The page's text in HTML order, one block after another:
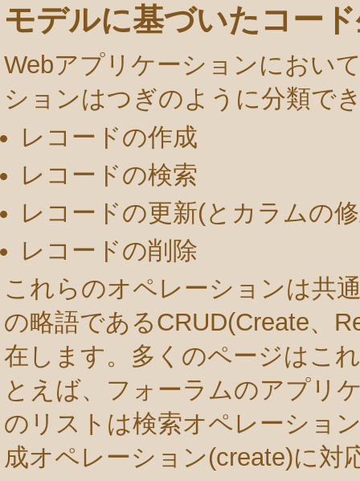
モデルに基づいたコー
Webアプリケーションにおい
ションはつぎのように分類で
レコードの作成
レコードの検索
レコードの更新(とカラムの
レコードの削除
これらのオペレーションは共
の略語であるCRUD(Create、
在します。多くのページはこ
とえば、フォーラムのアプリ
のリストは検索オペレーショ
成オペレーション(create)に対